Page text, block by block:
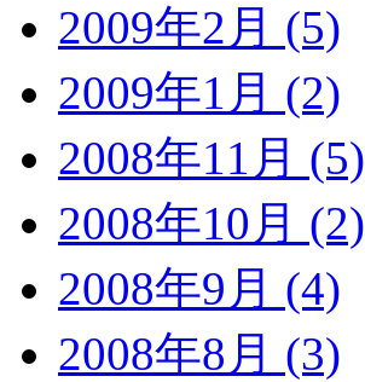
2009年2月 (5)
2009年1月 (2)
2008年11月 (5)
2008年10月 (2)
2008年9月 (4)
2008年8月 (3)